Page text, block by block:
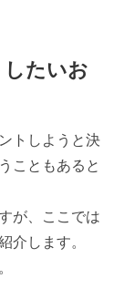
たいお
トしようと決
こともあると
が、ここでは
介します。